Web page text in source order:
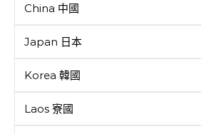
China 中國
Japan 日本
Korea 韓國
Laos 寮國